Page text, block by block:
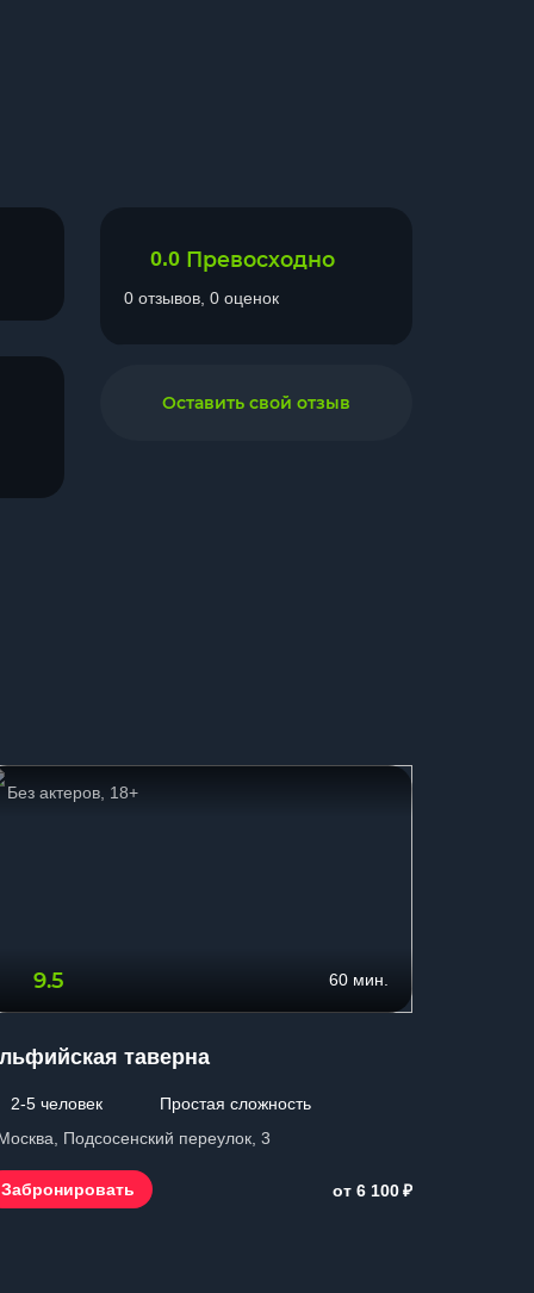
0.0 Превосходно
0 отзывов, 0 оценок
Оставить свой отзыв
Без актеров, 18+
9.5 60 мин.
таверна
2-5 человек
Простая сложность
Подсосенский переулок, 3
Забронировать от 6 100₽